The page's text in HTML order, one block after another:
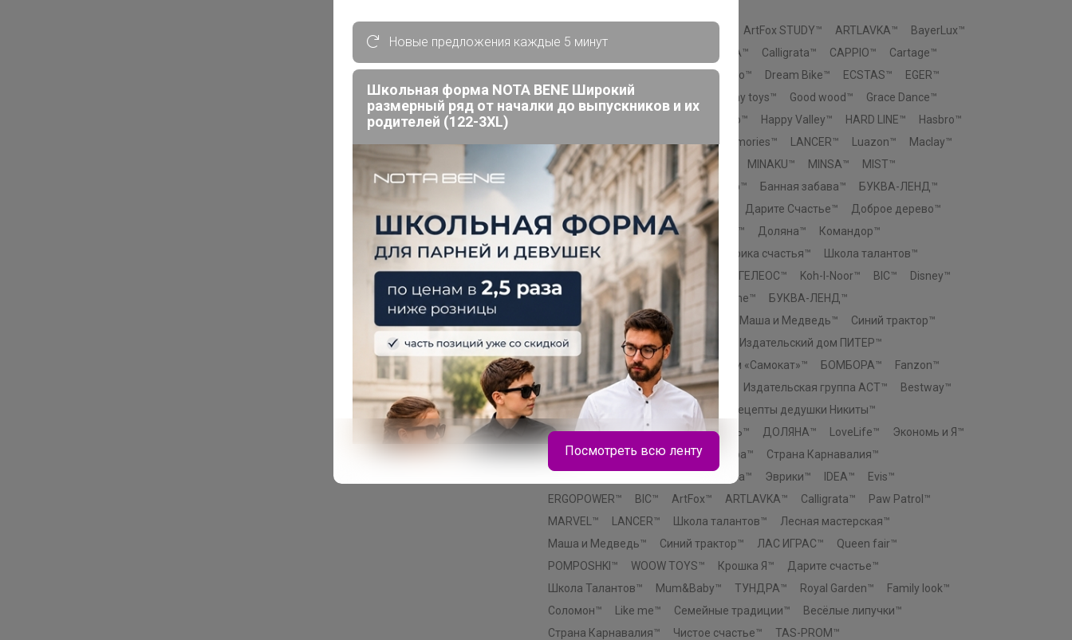
ArtFox™ ArtFox STUDY™ ARTLAVKA™
BayerLux™
Be Beauty™
BOSHIKA™ Calligrata™ CAPPIO™
Cartage™
Dolce Ceramo™ Dream Bike™ ECSTAS™
EGER™
EUROGOLD™
FIGHT EMPIRE™ Funny toys™ Good wood™
Grace Dance™
Greengo™ Happy Valley™ HARD LINE™
Hasbro™
IQ-ZABIAKA™
KAFTAN™ Keep memories™ LANCER™ Luazon™
Maclay™
Magistro™
MARVEL™ Me to You™ MINAKU™ MINSA™
MIST™
NAZAMOK™
Автоград™ Арт Узор™ Банная забава™
БУКВА-ЛЕНД™
Выбражулька™
Дарим Красиво™ Дарите Счастье™
Доброе дерево™
Доброе здоровье™
Добропаровъ™ Доляна™
Командор™
Маша и медведь™
Пижон™ Фабрика счастья™
Школа талантов™
Эврики™
Этель™ ErichKrause™ ГЕЛЕОС™ Koh-I-Noor™ BIC™
Disney™
Paw Patrol™
Hasbro™ Luazon Home™
БУКВА-ЛЕНД™
Лесная мастерская™
Мастер К™ Маша и Медведь™
Синий трактор™
Смешарики™
AKUBA™ Эксмо™
Издательский дом ПИТЕР™
Эксмодетство™
Издательский дом «Самокат»™ БОМБОРА™
Fanzon™
Комильфо™
МОЗАИКА-СИНТЕЗ™ Издательская группа АСТ™
Bestway™
INTEX™
Мой выбор™
Рецепты дедушки Никиты™
Добропаровъ™
Greengo™ ЭТЕЛЬ™ ДОЛЯНА™ LoveLife™
Экономь и Я™
Крошка Я™
Уральская мануфактура™
Страна Карнавалия™
Альтернатива™ Эврики™ IDEA™
Evis™
ERGOPOWER™
BIC™ ArtFox™ ARTLAVKA™ Calligrata™
Paw Patrol™
MARVEL™
LANCER™ Школа талантов™
Лесная мастерская™
Маша и Медведь™
Синий трактор™ ЛАС ИГРАС™
Queen fair™
POMPOSHKI™
WOOW TOYS™ Крошка Я™
Дарите счастье™
Школа Талантов™
Mum&Baby™ ТУНДРА™ Royal Garden™
Family look™
Соломон™
Like me™ Семейные традиции™
Весёлые липучки™
Страна Карнавалия™
Чистое счастье™
TAS-PROM™
Новые предложения каждые 5 минут
Школьная форма NOTA BENE Широкий
размерный ряд от началки до выпускников и их
родителей (122-3XL)
Посмотреть всю ленту